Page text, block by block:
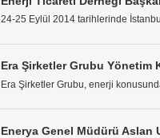
24-25 Eylül 2014 tarihlerinde